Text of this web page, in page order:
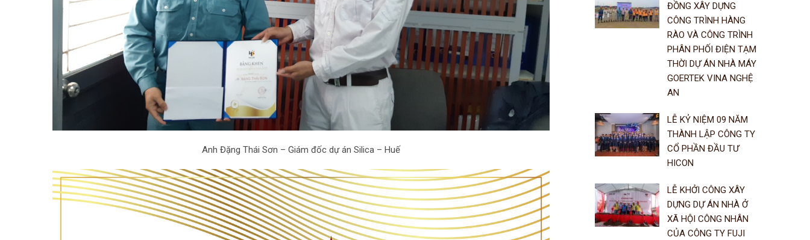
Anh Đặng Thái Sơn – Giám đốc dự án Silica – Huế
ĐỒNG XÂY DỰNG
CÔNG TRÌNH HÀNG
RÀO VÀ CÔNG TRÌNH
PHÂN PHỐI ĐIỆN TẠM
THỜI DỰ ÁN NHÀ MÁY
GOERTEK VINA NGHỆ
AN
LỄ KỶ NIỆM 09 NĂM
THÀNH LẬP CÔNG TY
CỔ PHẦN ĐẦU TƯ
HICON
LỄ KHỞI CÔNG XÂY
DỰNG DỰ ÁN NHÀ Ở
XÃ HỘI CÔNG NHÂN
CỦA CÔNG TY FUJI